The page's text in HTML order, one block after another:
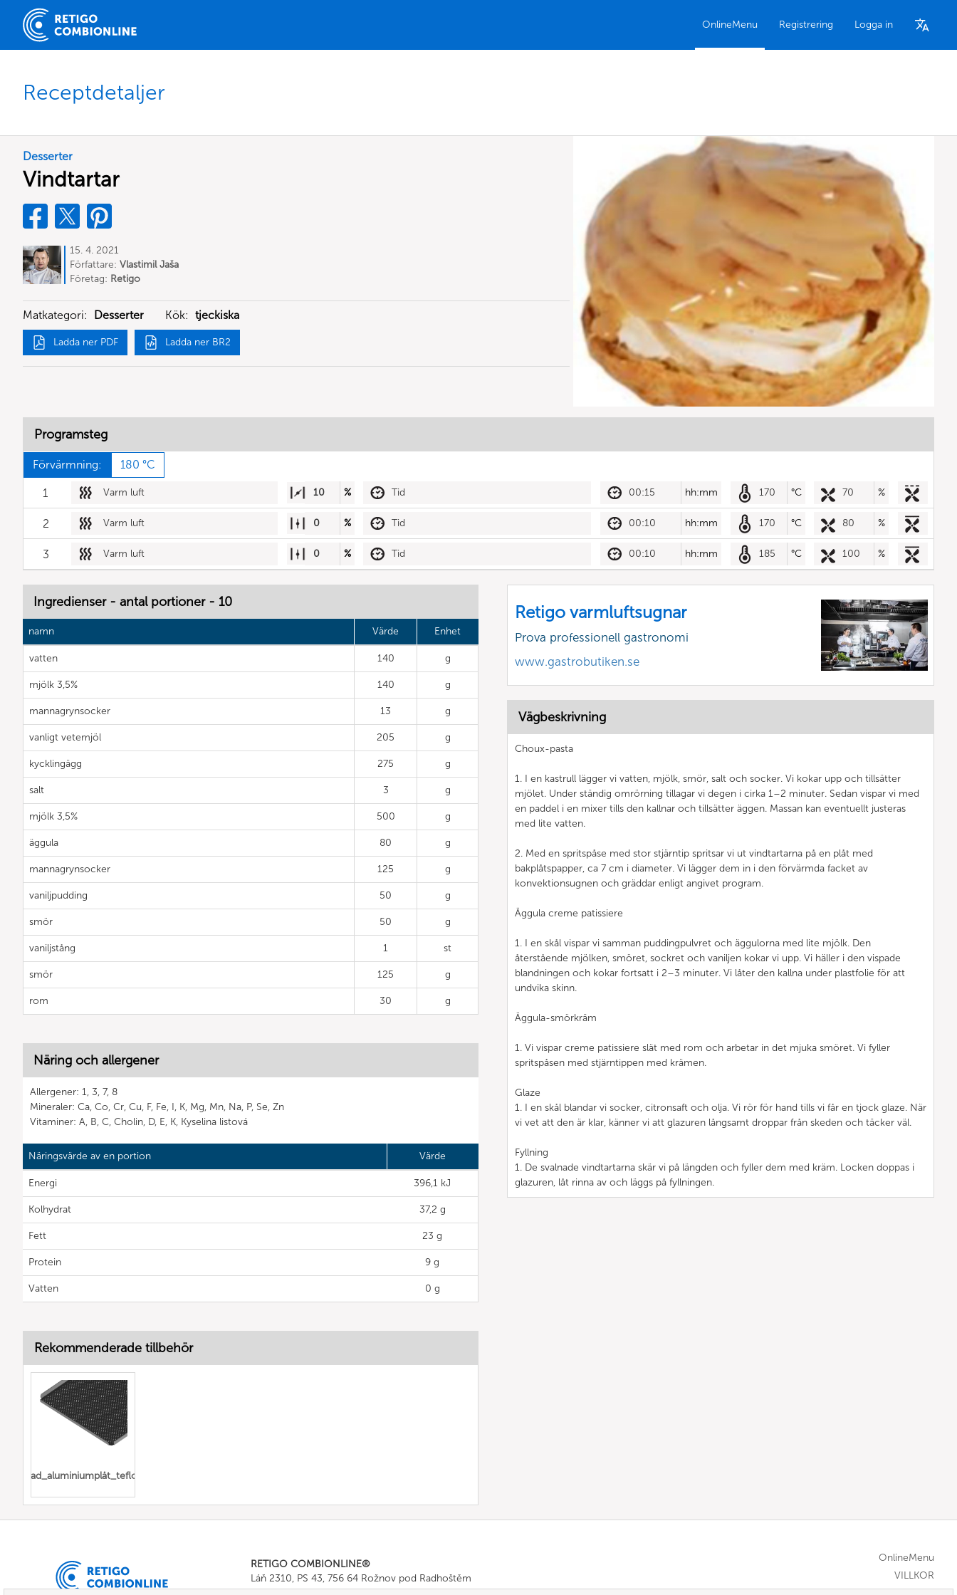
OnlineMenu Registrering Logga in
Receptdetaljer
Desserter
Vindtartar
15. 4. 2021
Författare: Vlastimil Jaša
Företag: Retigo
Matkategori: Desserter Kök: tjeckiska
Ladda ner PDF Ladda ner BR2
Programsteg
Förvärmning: 180 °C
1 Varm luft 10 % Tid 00:15 hh:mm 170 °C 70 %
2 Varm luft 0 % Tid 00:10 hh:mm 170 °C 80 %
3 Varm luft 0 % Tid 00:10 hh:mm 185 °C 100 %
Ingredienser - antal portioner - 10
namn Värde Enhet
vatten 140 g
mjölk 3,5% 140 g
mannagrynsocker 13 g
vanligt vetemjöl 205 g
kycklingägg 275 g
salt 3 g
mjölk 3,5% 500 g
äggula 80 g
mannagrynsocker 125 g
vaniljpudding 50 g
smör 50 g
vaniljstång 1 st
smör 125 g
rom 30 g
Näring och allergener
Allergener: 1, 3, 7, 8
Mineraler: Ca, Co, Cr, Cu, F, Fe, I, K, Mg, Mn, Na, P, Se, Zn
Vitaminer: A, B, C, Cholin, D, E, K, Kyselina listová
Näringsvärde av en portion Värde
Energi 396,1 kJ
Kolhydrat 37,2 g
Fett 23 g
Protein 9 g
Vatten 0 g
Retigo varmluftsugnar
Prova professionell gastronomi
www.gastrobutiken.se
Vägbeskrivning
Choux-pasta
1. I en kastrull lägger vi vatten, mjölk, smör, salt och socker. Vi kokar upp och tillsätter
mjölet. Under ständig omrörning tillagar vi degen i cirka 1–2 minuter. Sedan vispar vi med
en paddel i en mixer tills den kallnar och tillsätter äggen. Massan kan eventuellt justeras
med lite vatten.
2. Med en spritspåse med stor stjärntip spritsar vi ut vindtartarna på en plåt med
bakplåtspapper, ca 7 cm i diameter. Vi lägger dem in i den förvärmda facket av
konvektionsugnen och gräddar enligt angivet program.
Äggula creme patissiere
1. I en skål vispar vi samman puddingpulvret och äggulorna med lite mjölk. Den
återstående mjölken, smöret, sockret och vaniljen kokar vi upp. Vi häller i den vispade
blandningen och kokar fortsatt i 2–3 minuter. Vi låter den kallna under plastfolie för att
undvika skinn.
Äggula-smörkräm
1. Vi vispar creme patissiere slät med rom och arbetar in det mjuka smöret. Vi fyller
spritspåsen med stjärntippen med krämen.
Glaze
1. I en skål blandar vi socker, citronsaft och olja. Vi rör för hand tills vi får en tjock glaze. När
vi vet att den är klar, känner vi att glazuren långsamt droppar från skeden och täcker väl.
Fyllning
1. De svalnade vindtartarna skär vi på längden och fyller dem med kräm. Locken doppas i
glazuren, låt rinna av och läggs på fyllningen.
Rekommenderade tillbehör
RETIGO COMBIONLINE®
Láň 2310, PS 43, 756 64 Rožnov pod Radhoštěm
Tel.:+420 571 665 511, Fax: +420 571 665 554
OnlineMenu
VILLKOR